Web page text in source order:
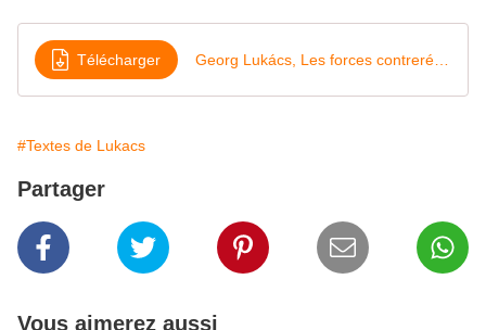
Télécharger
#Textes de Lukacs
Partager
Vous aimerez aussi